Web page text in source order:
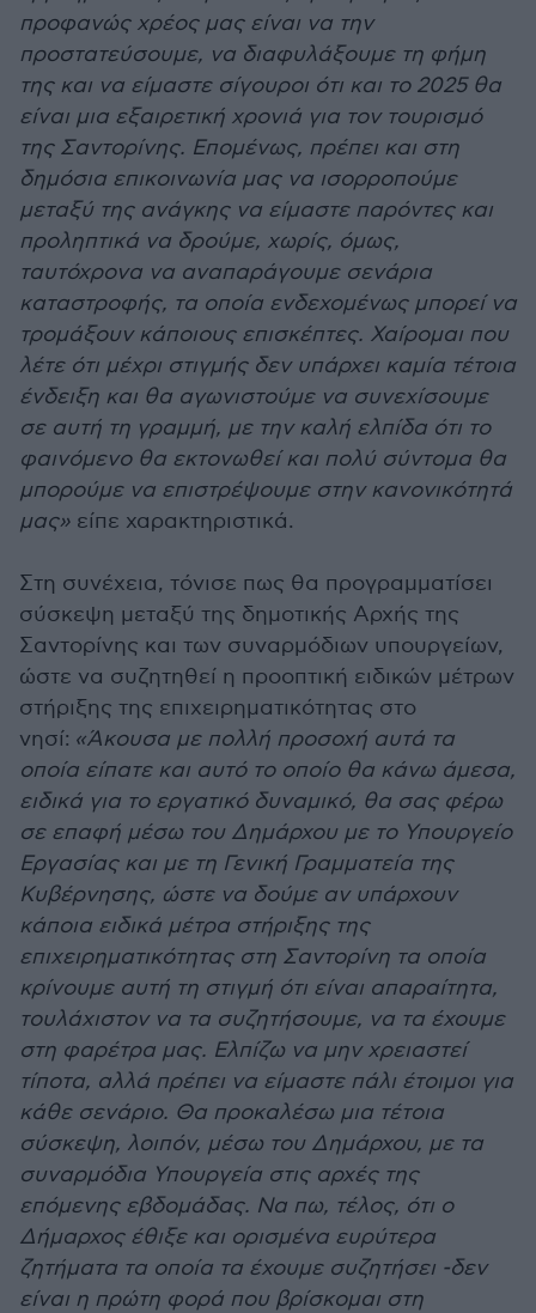
προφανώς χρέος μας είναι να την
προστατεύσουμε, να διαφυλάξουμε τη φήμη
της και να είμαστε σίγουροι ότι και το 2025 θα
είναι μια εξαιρετική χρονιά για τον τουρισμό
της Σαντορίνης. Επομένως, πρέπει και στη
δημόσια επικοινωνία μας να ισορροπούμε
μεταξύ της ανάγκης να είμαστε παρόντες και
προληπτικά να δρούμε, χωρίς, όμως,
ταυτόχρονα να αναπαράγουμε σενάρια
καταστροφής, τα οποία ενδεχομένως μπορεί να
τρομάξουν κάποιους επισκέπτες. Χαίρομαι που
λέτε ότι μέχρι στιγμής δεν υπάρχει καμία τέτοια
ένδειξη και θα αγωνιστούμε να συνεχίσουμε
σε αυτή τη γραμμή, με την καλή ελπίδα ότι το
φαινόμενο θα εκτονωθεί και πολύ σύντομα θα
μπορούμε να επιστρέψουμε στην κανονικότητά
μας» είπε χαρακτηριστικά.
Στη συνέχεια, τόνισε πως θα προγραμματίσει
σύσκεψη μεταξύ της δημοτικής Αρχής της
Σαντορίνης και των συναρμόδιων υπουργείων,
ώστε να συζητηθεί η προοπτική ειδικών μέτρων
στήριξης της επιχειρηματικότητας στο
νησί: «Άκουσα με πολλή προσοχή αυτά τα
οποία είπατε και αυτό το οποίο θα κάνω άμεσα,
ειδικά για το εργατικό δυναμικό, θα σας φέρω
σε επαφή μέσω του Δημάρχου με το Υπουργείο
Εργασίας και με τη Γενική Γραμματεία της
Κυβέρνησης, ώστε να δούμε αν υπάρχουν
κάποια ειδικά μέτρα στήριξης της
επιχειρηματικότητας στη Σαντορίνη τα οποία
κρίνουμε αυτή τη στιγμή ότι είναι απαραίτητα,
τουλάχιστον να τα συζητήσουμε, να τα έχουμε
στη φαρέτρα μας. Ελπίζω να μην χρειαστεί
τίποτα, αλλά πρέπει να είμαστε πάλι έτοιμοι για
κάθε σενάριο. Θα προκαλέσω μια τέτοια
σύσκεψη, λοιπόν, μέσω του Δημάρχου, με τα
συναρμόδια Υπουργεία στις αρχές της
επόμενης εβδομάδας. Να πω, τέλος, ότι ο
Δήμαρχος έθιξε και ορισμένα ευρύτερα
ζητήματα τα οποία τα έχουμε συζητήσει -δεν
είναι η πρώτη φορά που βρίσκομαι στη